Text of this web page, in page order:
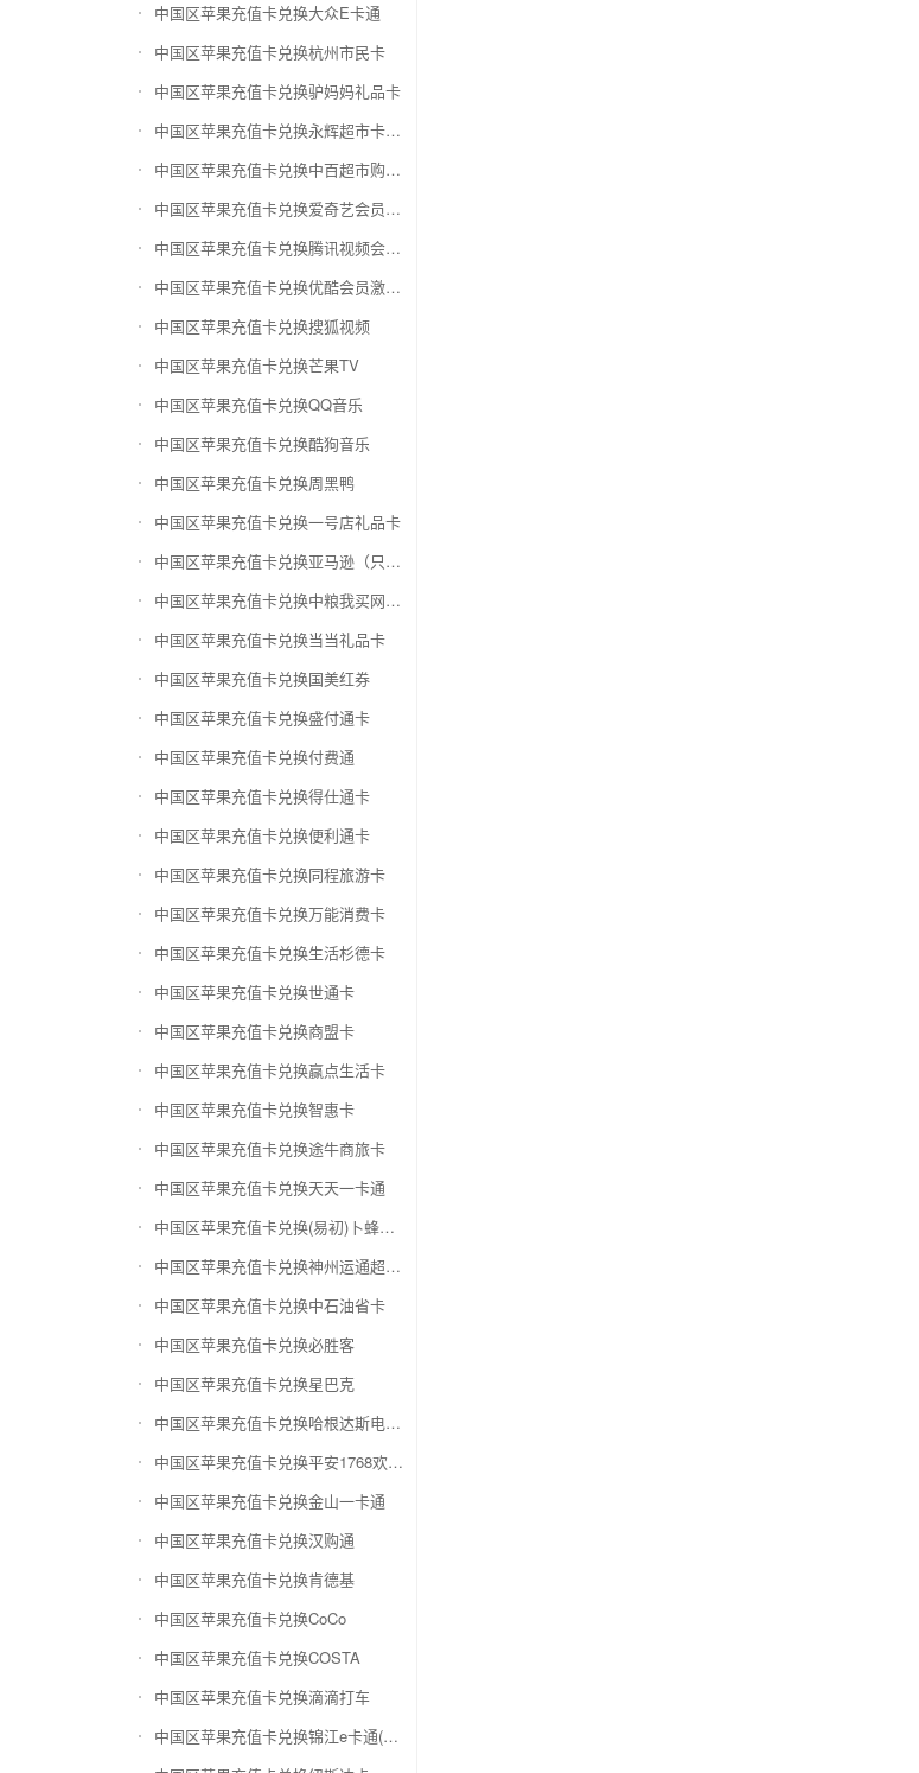
中国区苹果充值卡兑换大众E卡通
中国区苹果充值卡兑换杭州市民卡
中国区苹果充值卡兑换驴妈妈礼品卡
中国区苹果充值卡兑换永辉超市卡（限实体卡）
中国区苹果充值卡兑换中百超市购物卡
中国区苹果充值卡兑换爱奇艺会员激活码
中国区苹果充值卡兑换腾讯视频会员激活码
中国区苹果充值卡兑换优酷会员激活码
中国区苹果充值卡兑换搜狐视频
中国区苹果充值卡兑换芒果TV
中国区苹果充值卡兑换QQ音乐
中国区苹果充值卡兑换酷狗音乐
中国区苹果充值卡兑换周黑鸭
中国区苹果充值卡兑换一号店礼品卡
中国区苹果充值卡兑换亚马逊（只要实体卡）
中国区苹果充值卡兑换中粮我买网礼品卡
中国区苹果充值卡兑换当当礼品卡
中国区苹果充值卡兑换国美红券
中国区苹果充值卡兑换盛付通卡
中国区苹果充值卡兑换付费通
中国区苹果充值卡兑换得仕通卡
中国区苹果充值卡兑换便利通卡
中国区苹果充值卡兑换同程旅游卡
中国区苹果充值卡兑换万能消费卡
中国区苹果充值卡兑换生活杉德卡
中国区苹果充值卡兑换世通卡
中国区苹果充值卡兑换商盟卡
中国区苹果充值卡兑换赢点生活卡
中国区苹果充值卡兑换智惠卡
中国区苹果充值卡兑换途牛商旅卡
中国区苹果充值卡兑换天天一卡通
中国区苹果充值卡兑换(易初)卜蜂莲花礼品卡
中国区苹果充值卡兑换神州运通超级卡(运通网购卡)
中国区苹果充值卡兑换中石油省卡
中国区苹果充值卡兑换必胜客
中国区苹果充值卡兑换星巴克
中国区苹果充值卡兑换哈根达斯电子券
中国区苹果充值卡兑换平安1768欢乐豆
中国区苹果充值卡兑换金山一卡通
中国区苹果充值卡兑换汉购通
中国区苹果充值卡兑换肯德基
中国区苹果充值卡兑换CoCo
中国区苹果充值卡兑换COSTA
中国区苹果充值卡兑换滴滴打车
中国区苹果充值卡兑换锦江e卡通(锦江一卡通)